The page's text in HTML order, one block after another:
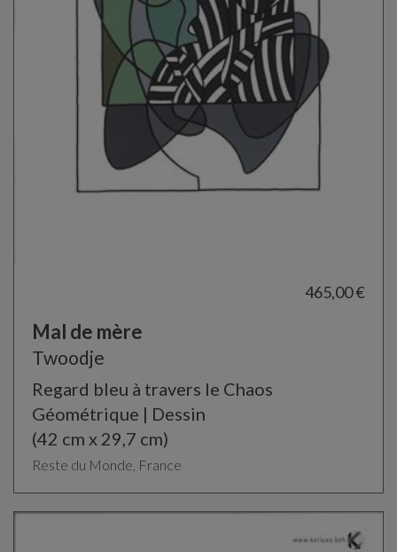
465,00 €
Mal de mère
Twoodje
Regard bleu à travers le Chaos
Géométrique | Dessin
(42 cm x 29,7 cm)
Reste du Monde, France